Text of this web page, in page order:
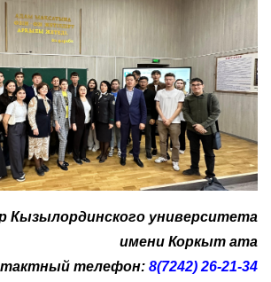
Кызылординского университета
имени Коркыт ата
телефон: 8(7242) 26-21-34